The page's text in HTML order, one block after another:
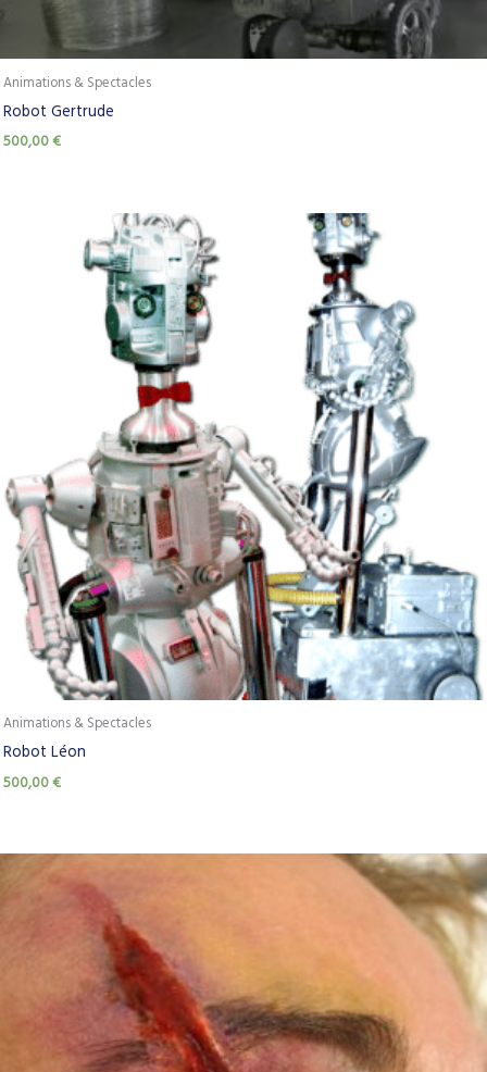
Animations & Spectacles
Robot Gertrude
500,00€
Animations & Spectacles
Robot Léon
500,00€